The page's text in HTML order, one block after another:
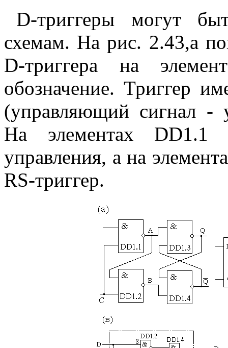
D-триггеры могут
схемам. На рис. 2.43,а
D-триггера на
обозначение. Триггер
(управляющий сигнал -
На элементах DD1.1
управления, а на
RS-триггер.